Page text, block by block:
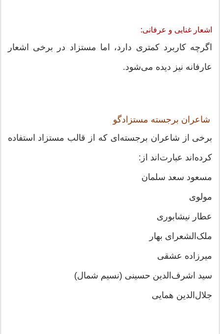
اشعار غنایی و عرفانی:
اگرچه کاربرد کمتری دارد، اما مستزاد در برخی اشعار
عارفانه نیز دیده می‌شود.
شاعران برجسته مستزادگو
برخی از شاعران برجسته‌ای که از قالب مستزاد استفاده
کرده‌اند عبارت‌اند از:
مسعود سعد سلمان
مولوی
عطار نیشابوری
ملک‌الشعرای بهار
میرزاده عشقی
سید اشرف‌الدین حسینی (نسیم شمال)
جلال‌الدین همایی